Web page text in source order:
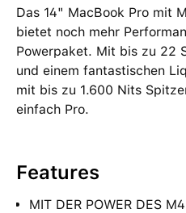
Das 14" MacBook Pro mit
bietet noch mehr
Powerpaket. Mit bis zu 22
und einem fantastischen
mit bis zu 1.600 Nits
einfach Pro.
Features
MIT DER POWER DES